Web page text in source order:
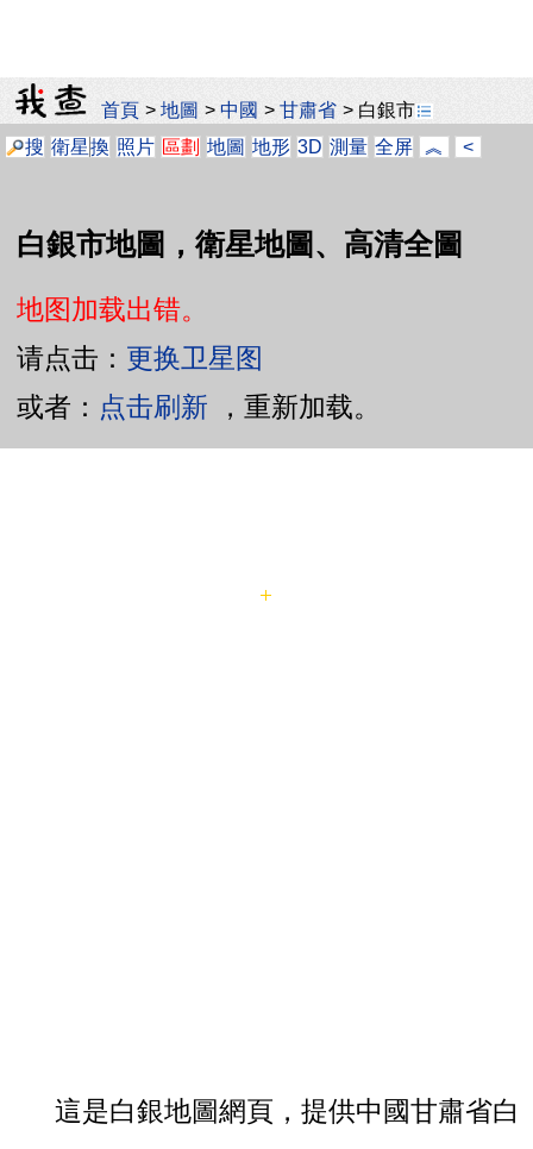
首頁 >地圖 >中國 >甘肅省 > 白銀市
搜 衛星換 照片 區劃 地圖 地形 3D 測量 全屏 ︽ <
白銀市地圖，衛星地圖、高清全圖
地图加载出错。
请点击： 更换卫星图
或者： 点击刷新 ，重新加载。
這是白銀地圖網頁，提供中國甘肅省白